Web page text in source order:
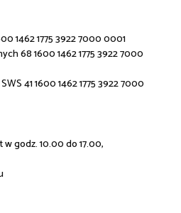
1462 1775 3922 7000 0001
68 1600 1462 1775 3922 7000
41 1600 1462 1775 3922 7000
godz. 10.00 do 17.00,